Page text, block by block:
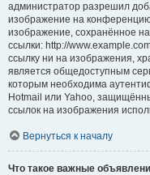
администратор разрешил
изображение на
изображение, сохранённое
ссылки: http://
ссылку ни на изображения,
является общедоступным
которым необходима
Hotmail или Yahoo,
ссылок на изображения
Вернуться к началу
Что такое важные